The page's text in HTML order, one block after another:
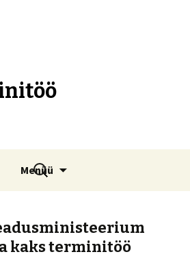
Menüü
juurde
Otsi:
kaks terminitöö